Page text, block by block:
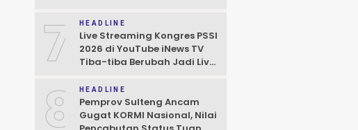
7 HEADLINE
Live Streaming Kongres PSSI
2026 di YouTube iNews TV
Tiba-tiba Berubah Jadi Live
8 HEADLINE
Pemprov Sulteng Ancam
Gugat KORMI Nasional, Nilai